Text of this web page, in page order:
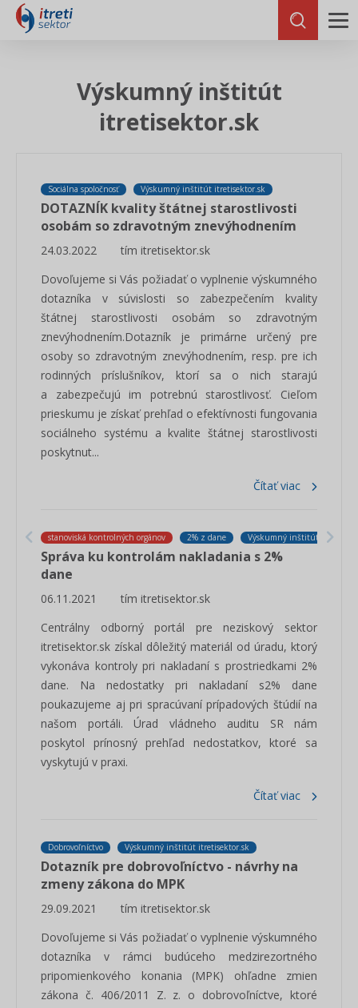
Výskumný inštitút
itretisektor.sk
Sociálna spoločnosť Výskumný inštitút itretisektor.sk
DOTAZNÍK kvality štátnej starostlivosti
osobám so zdravotným znevýhodnením
24.03.2022
tím itretisektor.sk
Dovoľujeme si Vás požiadať o vyplnenie výskumného
dotazníka v súvislosti so zabezpečením kvality
štátnej starostlivosti osobám so zdravotným
znevýhodnením.Dotazník je primárne určený pre
osoby so zdravotným znevýhodnením, resp. pre ich
rodinných príslušníkov, ktorí sa o nich starajú
a zabezpečujú im potrebnú starostlivosť. Cieľom
prieskumu je získať prehľad o efektívnosti fungovania
sociálneho systému a kvalite štátnej starostlivosti
poskytnut...
Čítať viac
stanoviská kontrolných orgánov 2% z dane Výskumný inštitút
Správa ku kontrolám nakladania s 2%
dane
06.11.2021
tím itretisektor.sk
Centrálny odborný portál pre neziskový sektor
itretisektor.sk získal dôležitý materiál od úradu, ktorý
vykonáva kontroly pri nakladaní s prostriedkami 2%
dane. Na nedostatky pri nakladaní s2% dane
poukazujeme aj pri spracúvaní prípadových štúdií na
našom portáli. Úrad vládneho auditu SR nám
poskytol prínosný prehľad nedostatkov, ktoré sa
vyskytujú v praxi.
Čítať viac
Dobrovoľníctvo Výskumný inštitút itretisektor.sk
Dotazník pre dobrovoľníctvo - návrhy na
zmeny zákona do MPK
29.09.2021
tím itretisektor.sk
Dovoľujeme si Vás požiadať o vyplnenie výskumného
dotazníka v rámci budúceho medzirezortného
pripomienkového konania (MPK) ohľadne zmien
zákona č. 406/2011 Z. z. o dobrovoľníctve, ktoré